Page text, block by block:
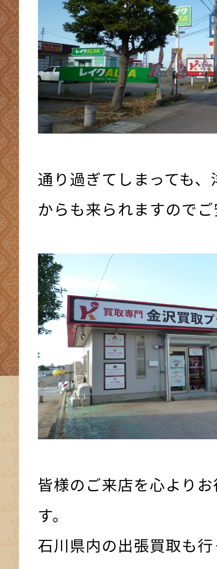
通り過ぎてしまっても
からも来られますので
皆様のご来店を心より
す。
石川県内の出張買取も